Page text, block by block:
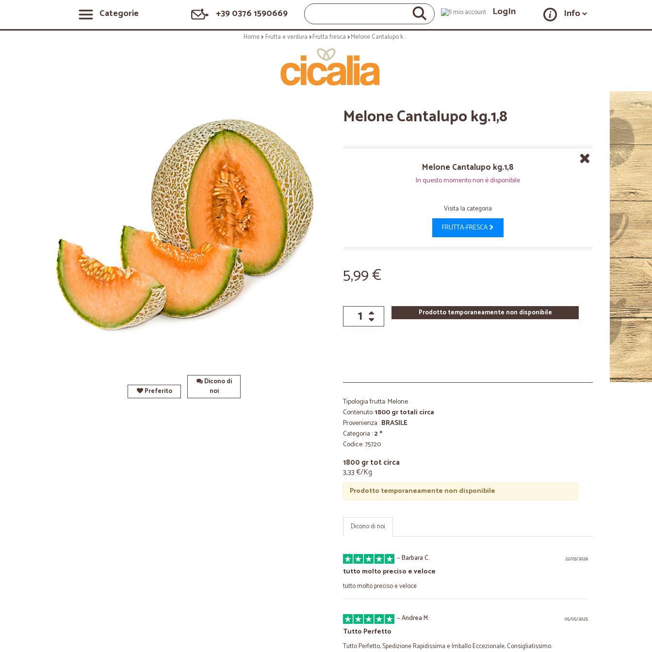
Categorie +39 0376 1590669 LogIn Info
Home Frutta e verdura Frutta fresca Melone Cantalupo kg.1,8
Preferito
Dicono di
noi
Melone Cantalupo kg.1,8
Melone Cantalupo kg.1,8
In questo momento non è disponibile
Visita la categoria
FRUTTA-FRESCA
5,99 €
Prodotto temporaneamente non disponibile
Tipologia frutta: Melone
Contenuto:1800 gr totali circa
Provenienza :BRASILE
Categoria :2 º
Codice: 75720
1800 gr tot circa
3,33 €/Kg
Prodotto temporaneamente non disponibile
Dicono di noi
22/03/2026
—Barbara C.
tutto molto preciso e veloce
tutto molto preciso e veloce
05/05/2025
—Andrea M.
Tutto Perfetto
Tutto Perfetto, Spedizione Rapidissima e Imballo Eccezionale, Consigliatissimo.